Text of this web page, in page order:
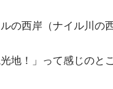
の西岸（ナイル川の
地！」って感じのと